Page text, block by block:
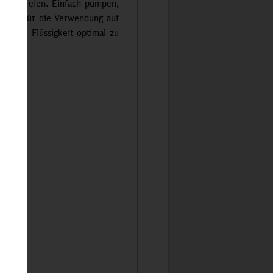
befreien. Einfach pumpen,
für die Verwendung auf
die Flüssigkeit optimal zu